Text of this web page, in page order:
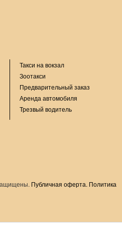
Такси на вокзал
Зоотакси
Предварительный заказ
Аренда автомобиля
Трезвый водитель
Публичная оферта. Политика